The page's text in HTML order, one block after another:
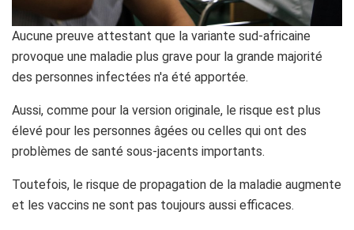
Aucune preuve attestant que la variante sud-africaine
provoque une maladie plus grave pour la grande majorité
des personnes infectées n'a été apportée.
Aussi, comme pour la version originale, le risque est plus
élevé pour les personnes âgées ou celles qui ont des
problèmes de santé sous-jacents importants.
Toutefois, le risque de propagation de la maladie augmente
et les vaccins ne sont pas toujours aussi efficaces.